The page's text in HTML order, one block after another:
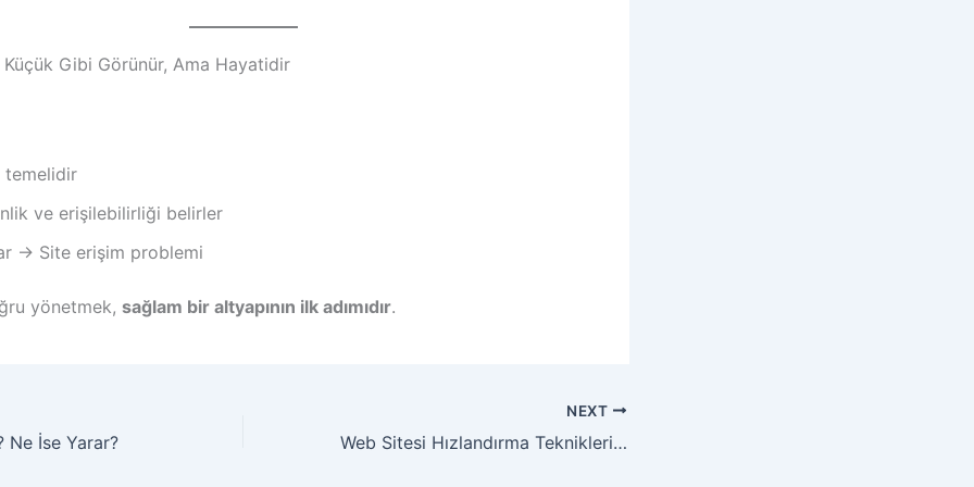
Küçük Gibi Görünür, Ama Hayatidir
temelidir
ve erişilebilirliği belirler
→ Site erişim problemi
yönetmek, sağlam bir altyapının ilk adımıdır.
Ne İse Yarar?
NEXT
Web Sitesi Hızlandırma Teknikleri (2025)